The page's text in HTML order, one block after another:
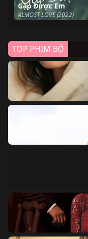
Gặp Được Em
ALMOST LOVE (2022)
TOP PHIM BỘ